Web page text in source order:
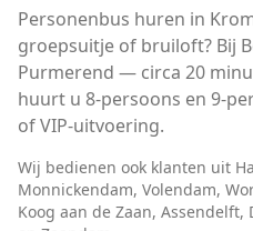
Personenbus huren in
groepsuitje of bruiloft? Bij
Purmerend — circa 20
huurt u 8-persoons en 9-
of VIP-uitvoering.
Wij bedienen ook klanten uit
Monnickendam, Volendam,
Koog aan de Zaan, Assendelft,